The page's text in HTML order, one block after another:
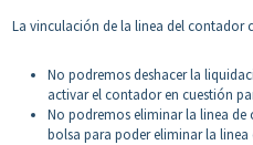
La vinculación de la linea del contador
No podremos deshacer la
activar el contador en cuestión
No podremos eliminar la linea de
bolsa para poder eliminar la linea